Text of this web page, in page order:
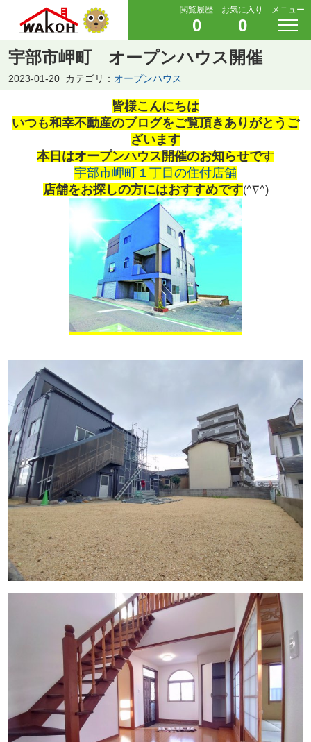
閲覧履歴
0
お気に入り
0
メニュー
宇部市岬町 オープンハウス開催
2023-01-20 カテゴリ： オープンハウス
皆様こんにちは
いつも和幸不動産のブログをご覧頂きありがとうご
ざいます
本日はオープンハウス開催のお知らせです
宇部市岬町１丁目の住付店舗
店舗をお探しの方にはおすすめです(^∇^)